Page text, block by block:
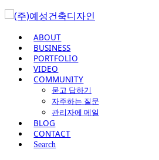
ABOUT
BUSINESS
PORTFOLIO
VIDEO
COMMUNITY
묻고 답하기
자주하는 질문
관리자에 메일
BLOG
CONTACT
Search